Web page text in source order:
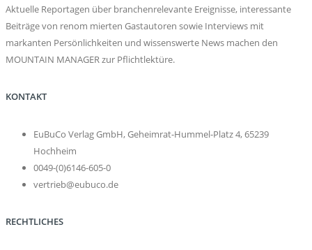
Aktuelle Reportagen über branchenrelevante Ereignisse, interessante
Beiträge von renom mierten Gastautoren sowie Interviews mit
markanten Persönlichkeiten und wissenswerte News machen den
MOUNTAIN MANAGER zur Pflichtlektüre.
KONTAKT
EuBuCo Verlag GmbH, Geheimrat-Hummel-Platz 4, 65239
Hochheim
0049-(0)6146-605-0
vertrieb@eubuco.de
RECHTLICHES